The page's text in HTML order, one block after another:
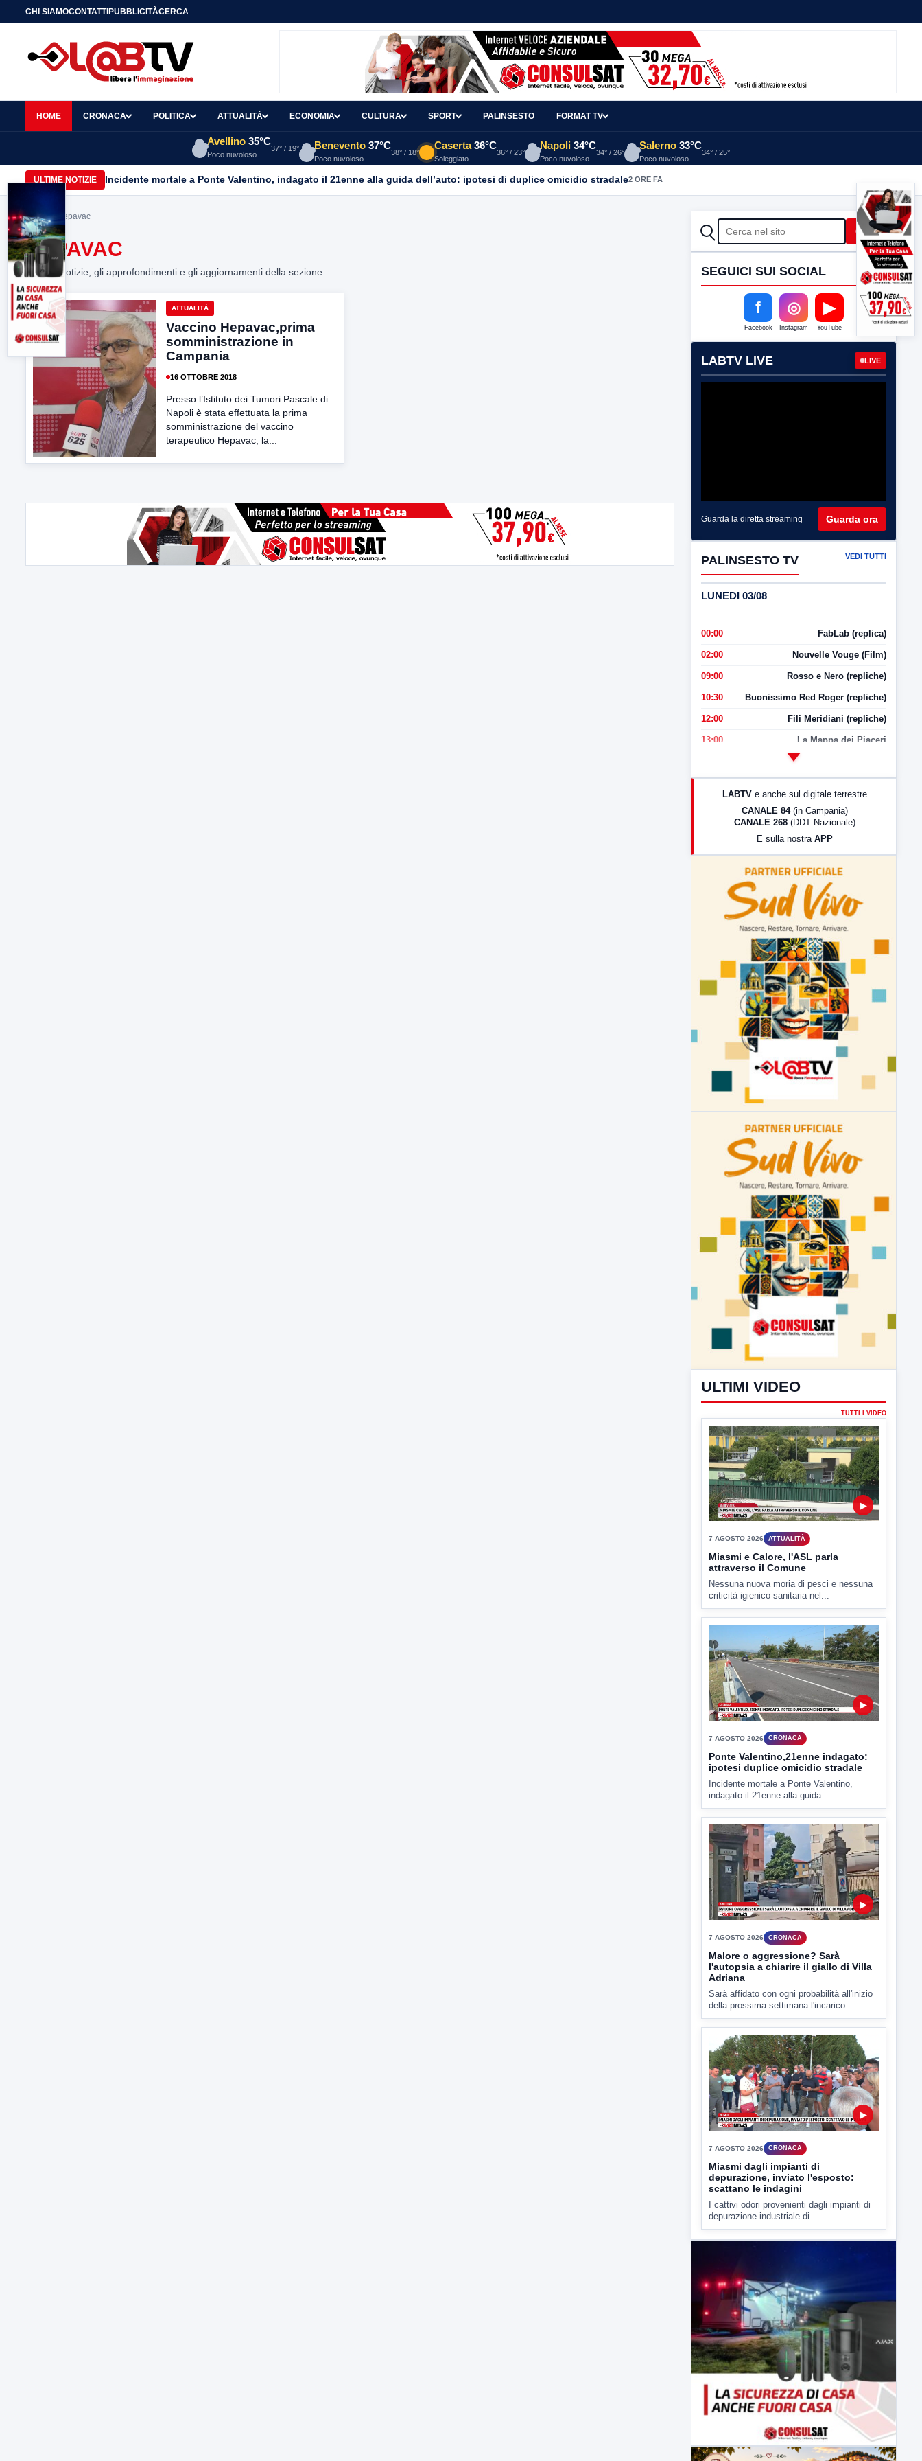
CHI SIAMOCONTATTIPUBBLICITÀCERCA
HOME CRONACA POLITICA ATTUALITÀ ECONOMIA CULTURA SPORT PALINSESTO FORMAT TV
Avellino 35°C
Poco nuvoloso
37° / 19° Benevento 37°C
Poco nuvoloso
38° / 18°
Caserta 36°C
Soleggiato
36° / 23°
Napoli 34°C
Poco nuvoloso
34° / 26°
Salerno 33°C
Poco nuvoloso
34° / 25°
ULTIME NOTIZIE Incidente mortale a Ponte Valentino, indagato il 21enne alla guida dell’auto: ipotesi di duplice omicidio stradale2 ORE FA
Home> Hepavac
HEPAVAC
Tutte le notizie, gli approfondimenti e gli aggiornamenti della sezione.
ATTUALITÀ
Vaccino Hepavac,prima
somministrazione in
Campania
16 OTTOBRE 2018
Presso l’Istituto dei Tumori Pascale di
Napoli è stata effettuata la prima
somministrazione del vaccino
terapeutico Hepavac, la...
CERCA Cerca
SEGUICI SUI SOCIAL
f
Facebook
◎
Instagram
▶
YouTube
LABTV LIVE LIVE
Guarda la diretta streaming Guarda ora
PALINSESTO TV VEDI TUTTI
LUNEDI 03/08
00:00 FabLab (replica)
02:00 Nouvelle Vouge (Film)
09:00 Rosso e Nero (repliche)
10:30 Buonissimo Red Roger (repliche)
12:00 Fili Meridiani (repliche)
13:00 La Mappa dei Piaceri
LabNews (Diretta)
LabNews (replica)
LABTV e anche sul digitale terrestre
CANALE 84 (in Campania)
CANALE 268 (DDT Nazionale)
E sulla nostra APP
ULTIMI VIDEO
▶
7 AGOSTO 2026 ATTUALITÀ
Miasmi e Calore, l'ASL parla
attraverso il Comune
Nessuna nuova moria di pesci e nessuna
criticità igienico-sanitaria nel...
7 AGOSTO 2026 CRONACA
Ponte Valentino,21enne indagato:
ipotesi duplice omicidio stradale
Incidente mortale a Ponte Valentino,
indagato il 21enne alla guida...
7 AGOSTO 2026 CRONACA
Malore o aggressione? Sarà
l'autopsia a chiarire il giallo di Villa
Adriana
Sarà affidato con ogni probabilità all'inizio
della prossima settimana l'incarico...
7 AGOSTO 2026 CRONACA
Miasmi dagli impianti di
depurazione, inviato l'esposto:
scattano le indagini
I cattivi odori provenienti dagli impianti di
depurazione industriale di...